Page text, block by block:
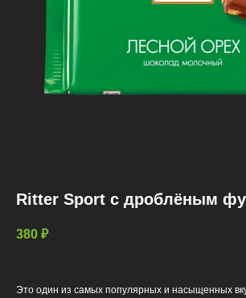
Ritter Sport с дроблёным
380 ₽
Это один из самых популярных и насыщенных